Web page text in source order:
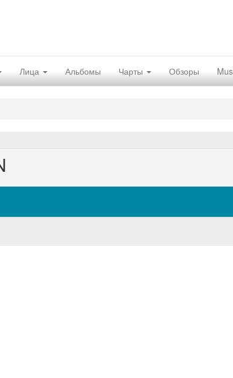
Лица Альбомы Чарты Обзоры